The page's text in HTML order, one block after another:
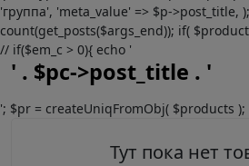
'группа', 'meta_value' => $p->post_title,
count(get_posts($args_end)); if(
// if($em_c > 0){ echo '
' . $pc->post_title . '
'; $pr = createUniqFromObj( $products
Тут пока нет